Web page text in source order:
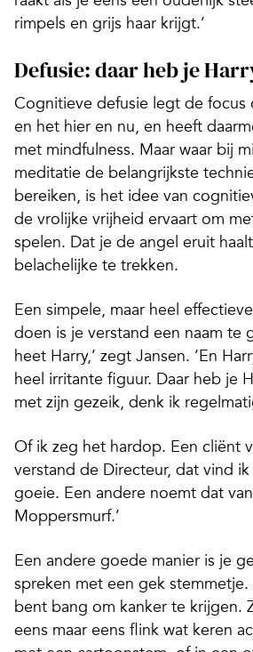
rimpels en grijs haar krijgt.’
Defusie: daar heb je
Cognitieve defusie legt de focus
en het hier en nu, en heeft
met mindfulness. Maar waar bij
meditatie de belangrijkste
bereiken, is het idee van
de vrolijke vrijheid ervaart om
spelen. Dat je de angel eruit
belachelijke te trekken.
Een simpele, maar heel
doen is je verstand een naam te
heet Harry,’ zegt Jansen. ‘En
heel irritante figuur. Daar heb je
met zijn gezeik, denk ik
Of ik zeg het hardop. Een cliënt
verstand de Directeur, dat vind
goeie. Een andere noemt dat
Moppersmurf.’
Een andere goede manier is je
spreken met een gek stemmetje.
bent bang om kanker te krijgen.
eens maar eens flink wat keren